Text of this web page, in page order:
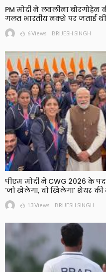
PM मोदी ने लवलीना बोरगोहेन
गलत भारतीय नक्शे पर जताई थी
6 Views BRIJESH SINGH
पीएम मोदी ने CWG 2026 के
‘जो खेलेगा, वो खिलेगा’ शेयर
13 Views BRIJESH SINGH